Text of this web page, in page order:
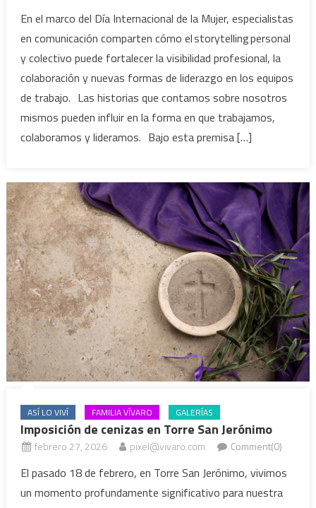
En el marco del Día Internacional de la Mujer, especialistas
en comunicación comparten cómo el storytelling personal
y colectivo puede fortalecer la visibilidad profesional, la
colaboración y nuevas formas de liderazgo en los equipos
de trabajo. Las historias que contamos sobre nosotros
mismos pueden influir en la forma en que trabajamos,
colaboramos y lideramos. Bajo esta premisa […]
ASÍ LO VIVÍ FAMILIA VÍVARO GALERÍAS
Imposición de cenizas en Torre San Jerónimo
febrero 27, 2026 pixel@vivaro.com Comment(0)
El pasado 18 de febrero, en Torre San Jerónimo, vivimos
un momento profundamente significativo para nuestra